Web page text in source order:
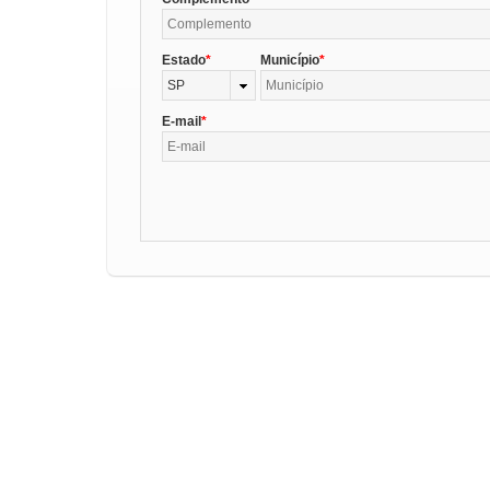
Estado
SP
Município
E-mail